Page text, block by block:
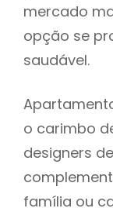
mercado
opção se
saudável.
o carimbo
designers
família ou